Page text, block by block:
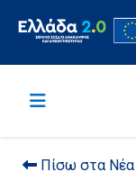
Πίσω στα Νέα